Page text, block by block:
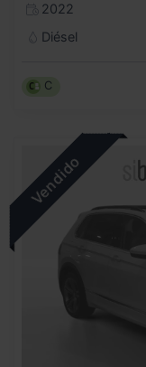
2022
Diésel
C